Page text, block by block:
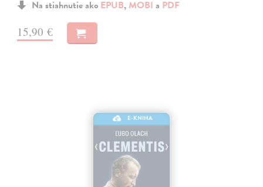
Na stiahnutie ako EPUB, MOBI a PDF
15,90 €
E-KNIHA